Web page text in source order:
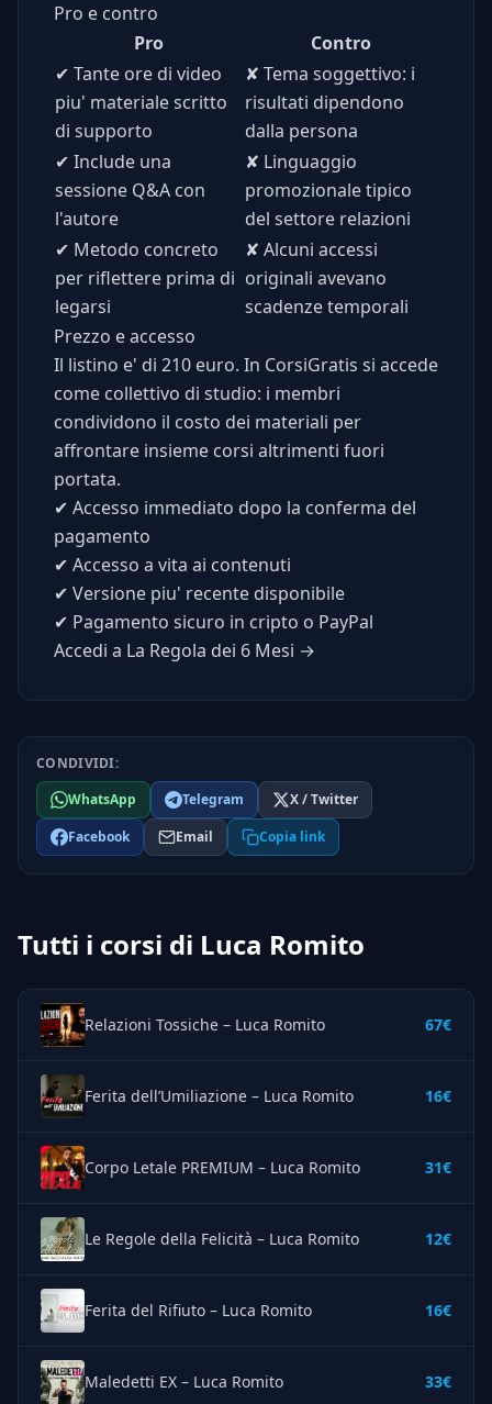
Pro e contro
Pro
Contro
✔ Tante ore di video
piu' materiale scritto
di supporto
✘ Tema soggettivo: i
risultati dipendono
dalla persona
✔ Include una
sessione Q&A con
l'autore
✘ Linguaggio
promozionale tipico
del settore relazioni
✔ Metodo concreto
per riflettere prima di
legarsi
✘ Alcuni accessi
originali avevano
scadenze temporali
Prezzo e accesso
Il listino e' di 210 euro. In CorsiGratis si accede
come collettivo di studio: i membri
condividono il costo dei materiali per
affrontare insieme corsi altrimenti fuori
portata.
✔ Accesso immediato dopo la conferma del
pagamento
✔ Accesso a vita ai contenuti
✔ Versione piu' recente disponibile
✔ Pagamento sicuro in cripto o PayPal
Accedi a La Regola dei 6 Mesi →
CONDIVIDI:
WhatsApp
Telegram
X / Twitter
Facebook
Email Copia link
Tutti i corsi di Luca Romito
Relazioni Tossiche – Luca Romito 67€
Ferita dell’Umiliazione – Luca Romito 16€
Corpo Letale PREMIUM – Luca Romito 31€
Le Regole della Felicità – Luca Romito 12€
Ferita del Rifiuto – Luca Romito 16€
Maledetti EX – Luca Romito 33€